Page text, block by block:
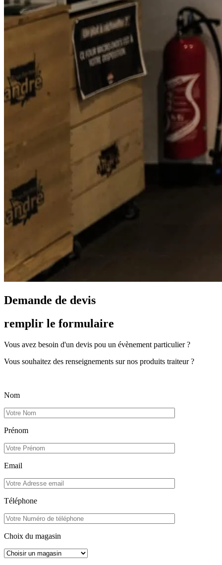
Demande de devis
remplir le formulaire
Vous avez besoin d'un devis pou un évènement particulier ?
Vous souhaitez des renseignements sur nos produits traiteur ?
Nom
Prénom
Email
Téléphone
Choix du magasin